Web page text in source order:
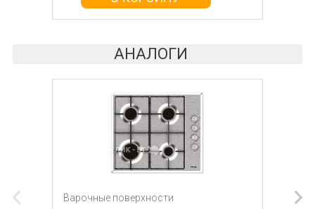
АНАЛОГИ
Варочные поверхности
Варочные поверхности